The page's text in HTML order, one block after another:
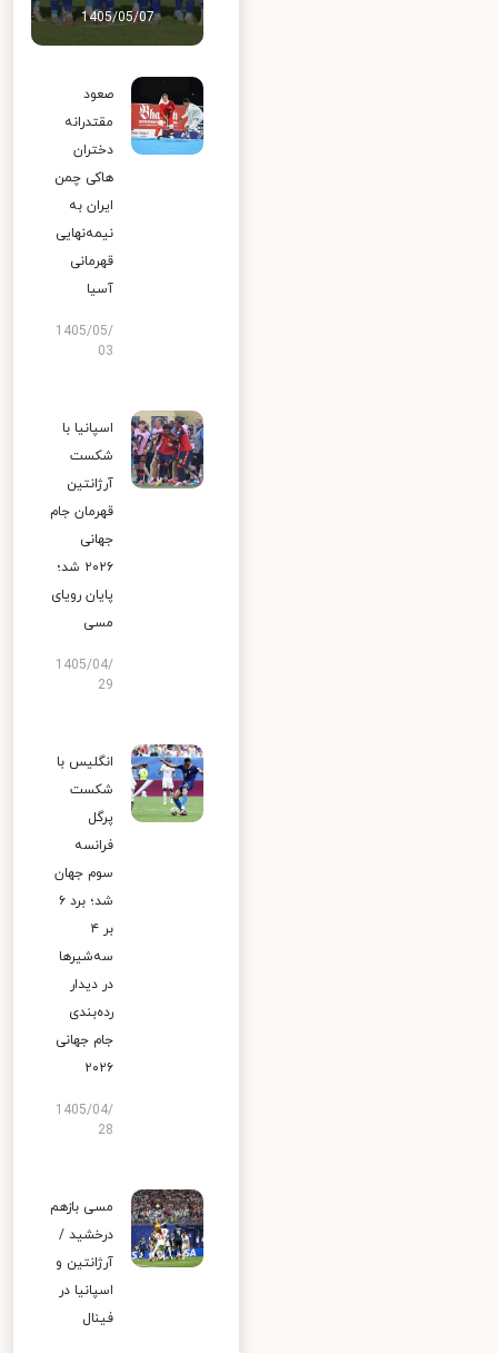
1405/05/07
صعود
مقتدرانه
دختران
هاکی چمن
ایران به
نیمه‌نهایی
قهرمانی
آسیا
1405/05/
03
اسپانیا با
شکست
آرژانتین
قهرمان جام
جهانی
۲۰۲۶ شد؛
پایان رویای
مسی
1405/04/
29
انگلیس با
شکست
پرگل
فرانسه
سوم جهان
شد؛ برد ۶
بر ۴
سه‌شیرها
در دیدار
رده‌بندی
جام جهانی
۲۰۲۶
1405/04/
28
مسی بازهم
درخشید /
آرژانتین و
اسپانیا در
فینال